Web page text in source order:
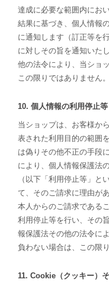
達成に必要な範囲内にお
結果に基づき、個人情報
に通知します（訂正等を
に対しその旨を通知いた
他の法令により、当ショ
この限りではありません。
10. 個人情報の利用停止等
当ショップは、お客様か
表された利用目的の範囲
は偽りその他不正の手段
により、個人情報保護法
（以下「利用停止等」と
て、そのご請求に理由が
本人からのご請求である
利用停止等を行い、その
報保護法その他の法令に
負わない場合は、この限
11. Cookie（クッキー）